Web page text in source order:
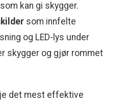
kan gi skygger.
som innfelte
og LED-lys under
skygger og gjør rommet
det mest effektive